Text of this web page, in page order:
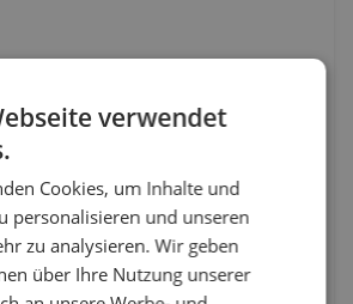
verwendet
Cookies, um Inhalte und
personalisieren und unseren
zu analysieren. Wir geben
über Ihre Nutzung unserer